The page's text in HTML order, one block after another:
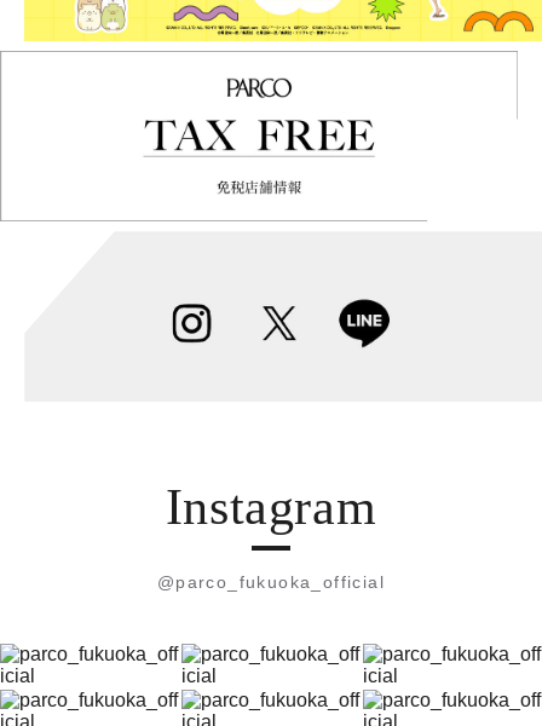
Instagram
@parco_fukuoka_official